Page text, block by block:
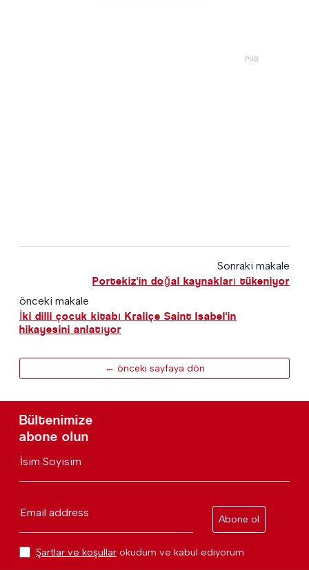
Sonraki makale
Portekiz'in doğal kaynakları tükeniyor
önceki makale
İki dilli çocuk kitabı Kraliçe Saint Isabel'in
hikayesini anlatıyor
← önceki sayfaya dön
Bültenimize
abone olun
İsim Soyisim
Email address
Abone ol
Şartlar ve koşullar okudum ve kabul ediyorum